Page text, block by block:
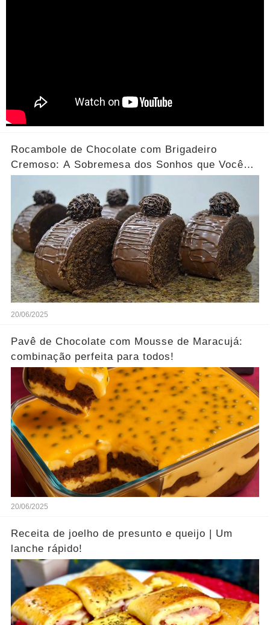
Rocambole de Chocolate com Brigadeiro
Cremoso: A Sobremesa dos Sonhos que Você
20/06/2025
Pavê de Chocolate com Mousse de Maracujá:
combinação perfeita para todos!
20/06/2025
Receita de joelho de presunto e queijo | Um
lanche rápido!